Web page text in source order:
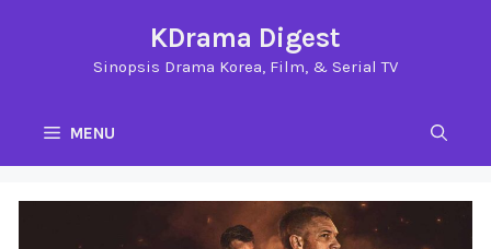
KDrama Digest
Sinopsis Drama Korea, Film, & Serial TV
MENU